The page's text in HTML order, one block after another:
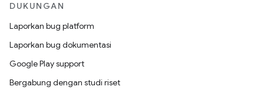
DUKUNGAN
Laporkan bug platform
Laporkan bug dokumentasi
Google Play support
Bergabung dengan studi riset